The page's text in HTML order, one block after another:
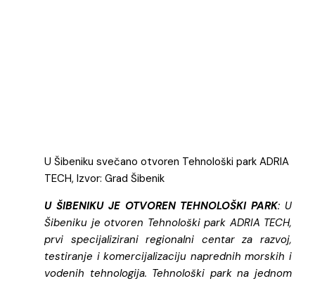
U Šibeniku svečano otvoren Tehnološki park ADRIA
TECH, Izvor: Grad Šibenik
U ŠIBENIKU JE OTVOREN TEHNOLOŠKI PARK: U
Šibeniku je otvoren Tehnološki park ADRIA TECH,
prvi specijalizirani regionalni centar za razvoj,
testiranje i komercijalizaciju naprednih morskih i
vodenih tehnologija. Tehnološki park na jednom